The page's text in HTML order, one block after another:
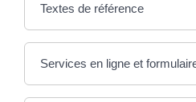
Textes de référence
Services en ligne et